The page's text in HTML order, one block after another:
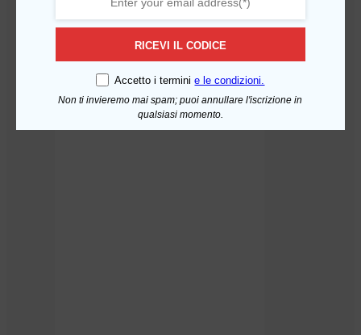
RICEVI IL CODICE
Accetto i terminie le condizioni.
Non ti invieremo mai spam; puoi annullare l'iscrizione in
qualsiasi momento.